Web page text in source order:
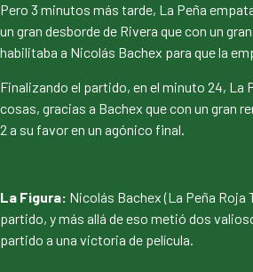
Pero 3 minutos más tarde, La Peña
un gran desborde de Rivera que con un
habilitaba a Nicolás Bachex para que la
Finalizando el partido, en el minuto 24, La
cosas, gracias a Bachex que con un gran
2 a su favor en un agónico final.
La Figura: Nicolás Bachex (La Peña Roja
partido, y más allá de eso metió dos
partido a una victoria de película.